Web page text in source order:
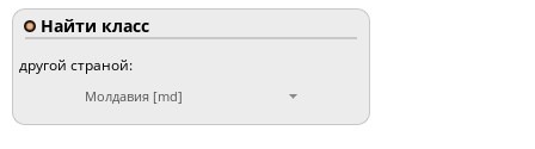
Найти класс
другой страной:
Молдавия [md]